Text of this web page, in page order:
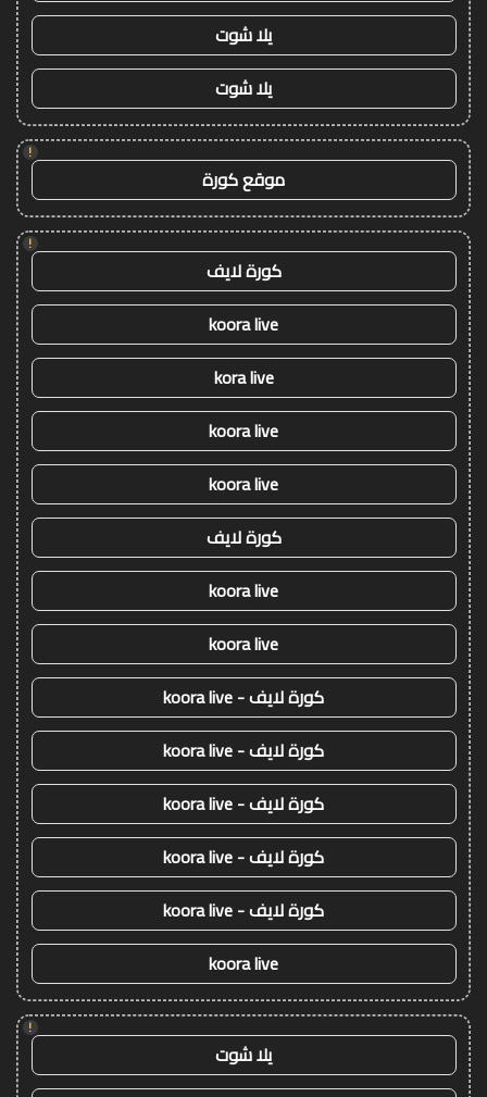
يلا شوت
يلا شوت
!
موقع كورة
!
كورة لايف
koora live
kora live
koora live
koora live
كورة لايف
koora live
koora live
كورة لايف - koora live
كورة لايف - koora live
كورة لايف - koora live
كورة لايف - koora live
كورة لايف - koora live
koora live
!
يلا شوت